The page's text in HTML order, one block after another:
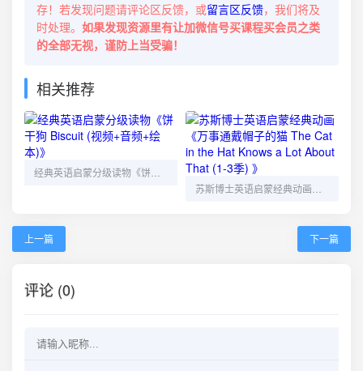
存！若发现问题请评论区反馈，或留言区反馈，我们将及
时处理。 如果发现资源里有让加微信号买课程买会员之类
的全部无视，谨防上当受骗！
相关推荐
上一篇 下一篇
评论 (0)